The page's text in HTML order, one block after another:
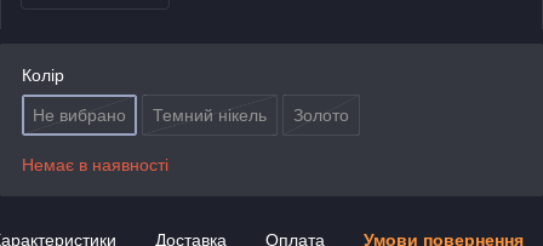
Колір
Не вибрано Темний нікель Золото
Немає в наявності
Доставка Оплата Умови повернення